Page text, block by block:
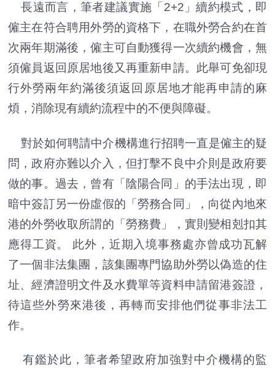
長遠而言，筆者建議實施「2+2」續約模式，即
僱主在符合聘用外勞的資格下，在職外勞合約在首
次兩年期滿後，僱主可自動獲得一次續約機會，無
須僱員返回原居地後又再重新申請。此舉可免卻現
行外勞兩年約滿後須返回原居地才能再申請的麻
煩，消除現有續約流程中的不便與障礙。
對於如何聘請中介機構進行招聘一直是僱主的疑
問，政府亦難以介入，但打擊不良中介則是政府要
做的事。過去，曾有「陰陽合同」的手法出現，即
暗中簽訂另一份虛假的「勞務合同」，向從內地來
港的外勞收取所謂的「勞務費」，實則變相剋扣其
應得工資。 此外，近期入境事務處亦曾成功瓦解
了一個非法集團，該集團專門協助外勞以偽造的住
址、經濟證明文件及水費單等資料申請留港簽證，
待這些外勞來港後，再轉而安排他們從事非法工
作。
有鑑於此，筆者希望政府加強對中介機構的監